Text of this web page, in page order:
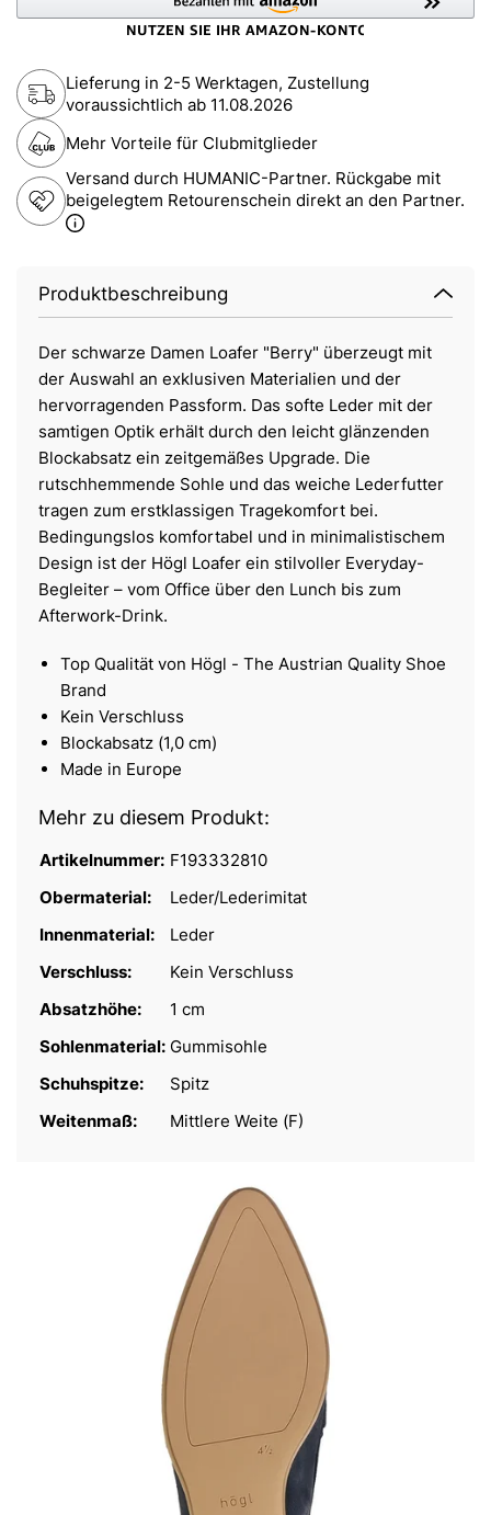
Lieferung in 2-5 Werktagen, Zustellung
voraussichtlich ab 11.08.2026
Mehr Vorteile für Clubmitglieder
Versand durch HUMANIC-Partner. Rückgabe mit
beigelegtem Retourenschein direkt an den Partner.
Produktbeschreibung
Der schwarze Damen Loafer "Berry" überzeugt mit
der Auswahl an exklusiven Materialien und der
hervorragenden Passform. Das softe Leder mit der
samtigen Optik erhält durch den leicht glänzenden
Blockabsatz ein zeitgemäßes Upgrade. Die
rutschhemmende Sohle und das weiche Lederfutter
tragen zum erstklassigen Tragekomfort bei.
Bedingungslos komfortabel und in minimalistischem
Design ist der Högl Loafer ein stilvoller Everyday-
Begleiter – vom Office über den Lunch bis zum
Afterwork-Drink.
Top Qualität von Högl - The Austrian Quality Shoe
Brand
Kein Verschluss
Blockabsatz (1,0 cm)
Made in Europe
Mehr zu diesem Produkt:
Artikelnummer: F193332810
Obermaterial:
Leder/Lederimitat
Innenmaterial:
Leder
Verschluss:
Kein Verschluss
Absatzhöhe:
1 cm
Sohlenmaterial: Gummisohle
Schuhspitze:
Spitz
Weitenmaß:
Mittlere Weite (F)